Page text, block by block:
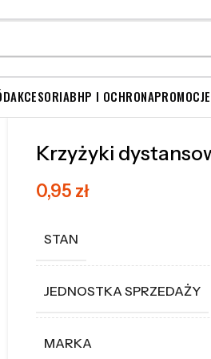
AKCESORIABHP I OCHRONAPROMOCJE
Krzyżyki
0,95 zł
STAN
JEDNOSTKA SPRZEDAŻY
MARKA